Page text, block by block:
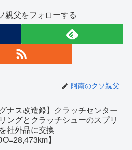
親父をフォローする
阿南のクソ親父
グナス改造録】クラッチセンター
ングとクラッチシューのスプリ
社外品に交換
】